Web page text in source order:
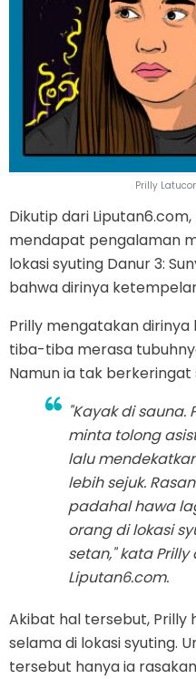
Prilly
Dikutip dari
mendapat pengalaman
lokasi syuting Danur 3:
bahwa dirinya
Prilly mengatakan
tiba-tiba merasa
Namun ia tak berkeringat
"Kayak di sauna.
minta tolong
lalu
lebih sejuk.
padahal hawa
orang di lokasi
setan," kata
Liputan6.com.
Akibat hal tersebut, Prilly
selama di lokasi syuting.
tersebut hanya ia